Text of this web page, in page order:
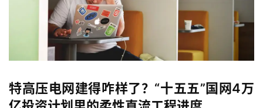
特高压电网建得咋样了？“十五五”国网4万